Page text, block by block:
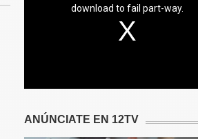
download to fail part-way.
ANÚNCIATE EN 12TV